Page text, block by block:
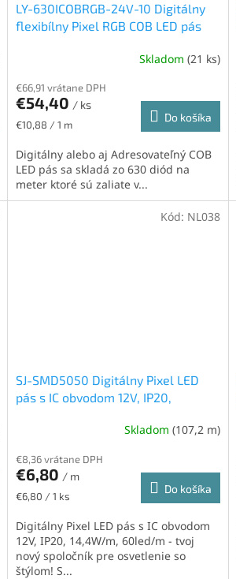
LY-630ICOBRGB-24V-10 Digitálny
flexibílny Pixel RGB COB LED pás
Skladom (21 ks)
€66,91 vrátane DPH
€54,40 / ks
Jednotková
€10,88 / 1 m
Do košíka
Digitálny alebo aj Adresovateľný COB
LED pás sa skladá zo 630 diód na
meter ktoré sú zaliate v...
SJ-SMD5050 Digitálny Pixel LED
pás s IC obvodom 12V, IP20,
produktu
je
5,0
5
hviezdičiek.
Skladom (107,2 m)
€8,36 vrátane DPH
€6,80 / m
Jednotková
€6,80 / 1 ks
Do košíka
Digitálny Pixel LED pás s IC obvodom
12V, IP20, 14,4W/m, 60led/m - tvoj
nový spoločník pre osvetlenie so
štýlom! S...
Kód: NL038